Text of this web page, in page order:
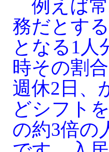
例えば常
務だとす
となる1人
時その割
週休2日、
どシフト
の約3倍の